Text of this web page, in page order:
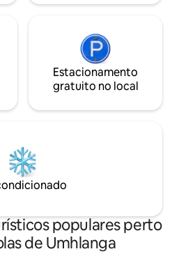
Estacionamento
gratuito no local
populares perto
de Umhlanga